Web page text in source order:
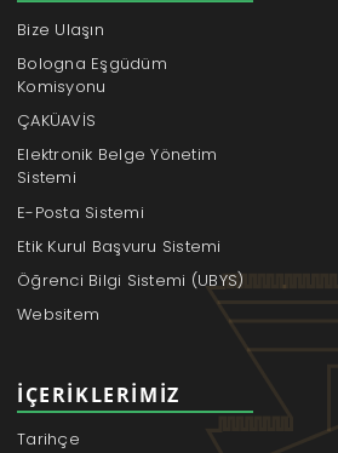
Bize Ulaşın
Bologna Eşgüdüm
Komisyonu
ÇAKÜAVİS
Elektronik Belge Yönetim
Sistemi
E-Posta Sistemi
Etik Kurul Başvuru Sistemi
Öğrenci Bilgi Sistemi (UBYS)
Websitem
İÇERIKLERIMIZ
Tarihçe